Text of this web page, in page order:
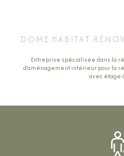
DOME HABITAT
Entreprise spécialisée dans la
d'aménagement intérieur pour la
avec étage